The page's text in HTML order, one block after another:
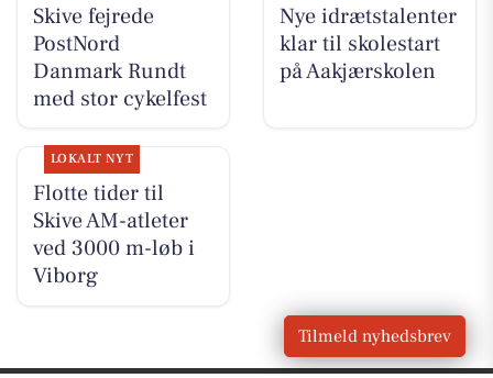
Skive fejrede
PostNord
Danmark Rundt
med stor cykelfest
Nye idrætstalenter
klar til skolestart
på Aakjærskolen
LOKALT NYT
Flotte tider til
Skive AM-atleter
ved 3000 m-løb i
Viborg
Tilmeld nyhedsbrev